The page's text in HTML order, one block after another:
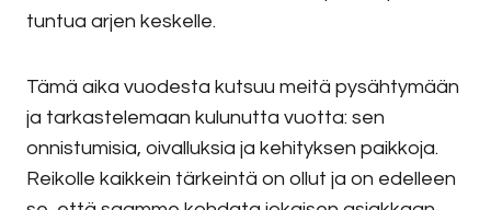
tuntua arjen keskelle.
Tämä aika vuodesta kutsuu meitä pysähtymään
ja tarkastelemaan kulunutta vuotta: sen
onnistumisia, oivalluksia ja kehityksen paikkoja.
Reikolle kaikkein tärkeintä on ollut ja on edelleen